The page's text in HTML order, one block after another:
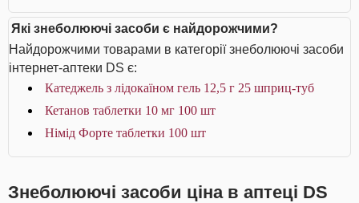
Які знеболюючі засоби є найдорожчими?
Найдорожчими товарами в категорії знеболюючі засоби
інтернет-аптеки DS є:
Катеджель з лідокаїном гель 12,5 г 25 шприц-туб
Кетанов таблетки 10 мг 100 шт
Німід Форте таблетки 100 шт
Знеболюючі засоби ціна в аптеці DS